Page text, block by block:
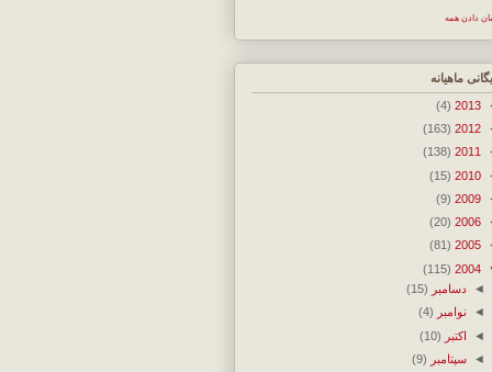
دادن همه
ماهیانه
2013
(4)
2012
(163)
2011
(138)
2010
(15)
2009
(9)
2006
(20)
2005
(81)
2004
(115)
◄دسامبر (15)
◄ نوامبر (4)
◄ اکتبر (10)
◄سپتامبر (9)